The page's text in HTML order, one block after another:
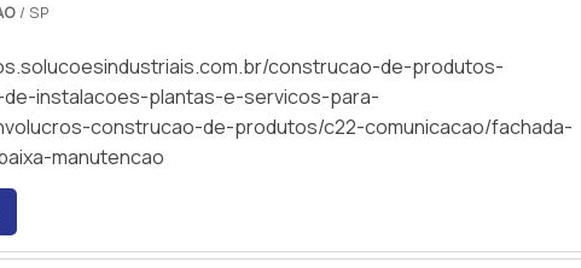
/ SP
construcao-de-produtos-
instalacoes-plantas-e-servicos-para-
construcao-de-produtos/c22-comunicacao/fachada-
manutencao